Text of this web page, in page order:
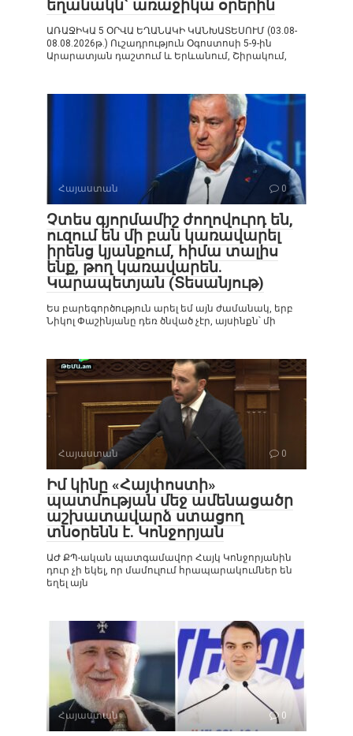
եղանակն` առաջիկա օրերին
ԱՌԱՋԻԿԱ 5 ՕՐՎԱ ԵՂԱՆԱԿԻ ԿԱՆԽԱՏԵՍՈՒՄ (03.08-
08.08.2026թ.) Ուշադրություն Օգոստոսի 5-9-ին
Արարատյան դաշտում և Երևանում, Շիրակում,
Հայաստան 0
Չտես գյորմամիշ ժողովուրդ են,
ուզում են մի բան կառավարել
իրենց կյանքում, հիմա տալիս
ենք, թող կառավարեն.
Կարապետյան (Տեսանյութ)
Ես բարեգործություն արել եմ այն ժամանակ, երբ
Նիկոլ Փաշինյանը դեռ ծնված չէր, այսինքն՝ մի
Հայաստան 0
Իմ կինը «Հայփոստի»
պատմության մեջ ամենացածր
աշխատավարձ ստացող
տնօրենն է. Կոնջորյան
ԱԺ ՔՊ-ական պատգամավոր Հայկ Կոնջորյանին
դուր չի եկել, որ մամուլում հրապարակումներ են
եղել այն
Հայաստան 0